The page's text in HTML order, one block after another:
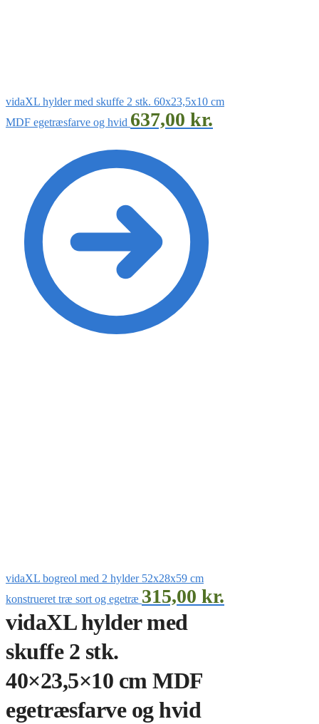
vidaXL hylder med skuffe 2 stk. 60x23,5x10 cm
MDF egetræsfarve og hvid 637,00 kr.
vidaXL bogreol med 2 hylder 52x28x59 cm
konstrueret træ sort og egetræ 315,00 kr.
vidaXL hylder med
skuffe 2 stk.
40×23,5×10 cm MDF
egetræsfarve og hvid